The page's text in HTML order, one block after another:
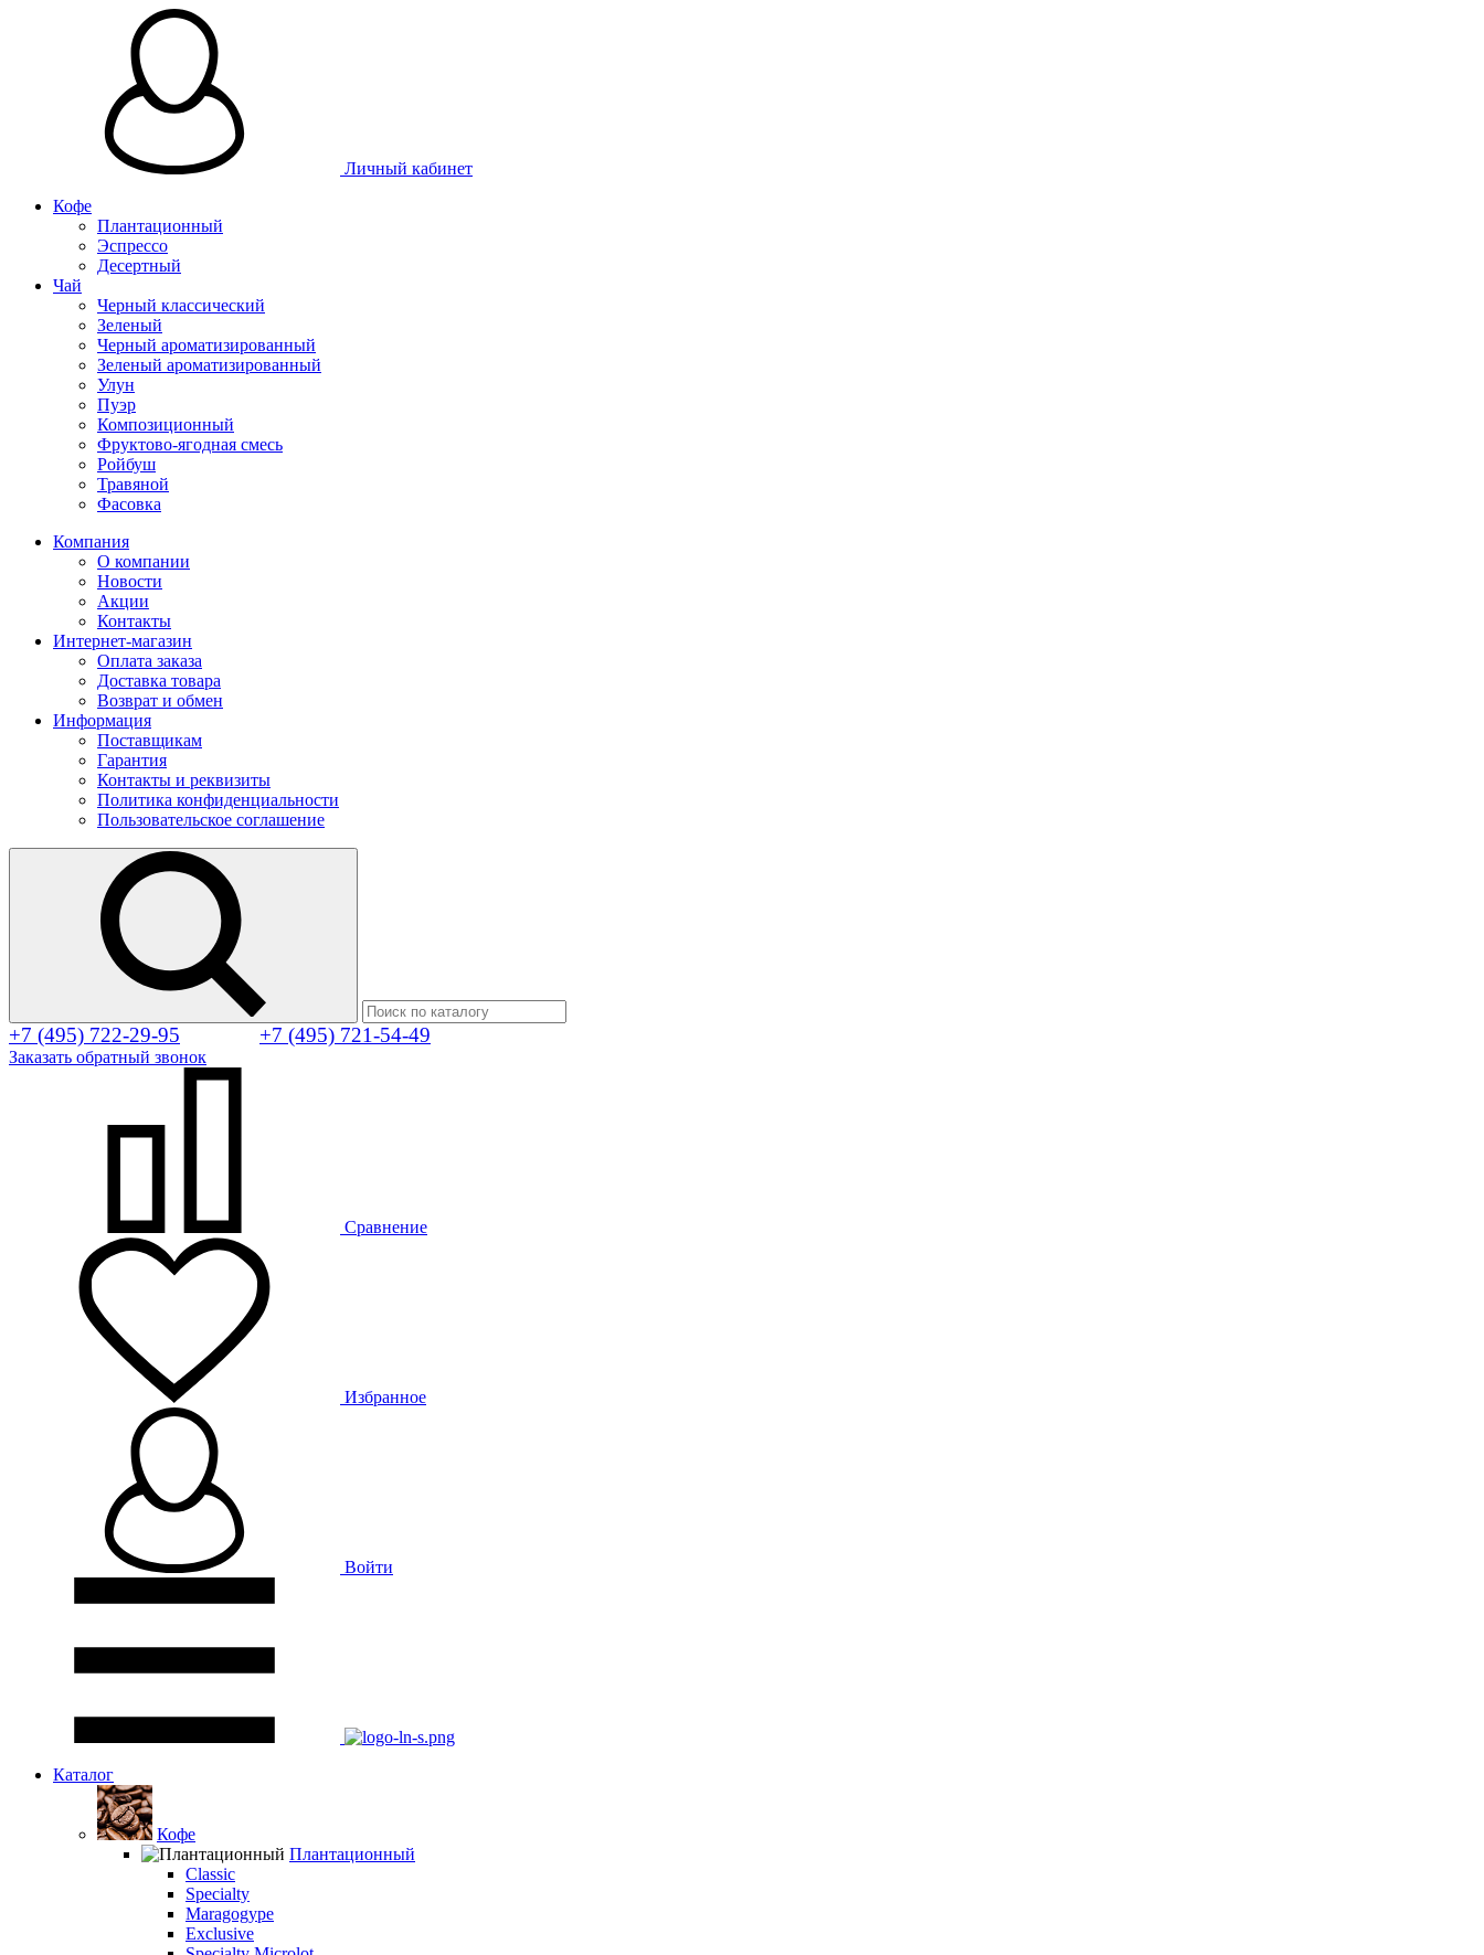
Личный кабинет
Кофе
Плантационный
Эспрессо
Десертный
Чай
Черный классический
Зеленый
Черный ароматизированный
Зеленый ароматизированный
Улун
Пуэр
Композиционный
Фруктово-ягодная смесь
Ройбуш
Травяной
Фасовка
Компания
О компании
Новости
Акции
Контакты
Интернет-магазин
Оплата заказа
Доставка товара
Возврат и обмен
Информация
Поставщикам
Гарантия
Контакты и реквизиты
Политика конфиденциальности
Пользовательское соглашение
+7 (495) 722-29-95 +7 (495) 721-54-49
Заказать обратный звонок
Сравнение
Избранное
Войти
Каталог
Кофе
Плантационный
Classic
Specialty
Maragogype
Exclusive